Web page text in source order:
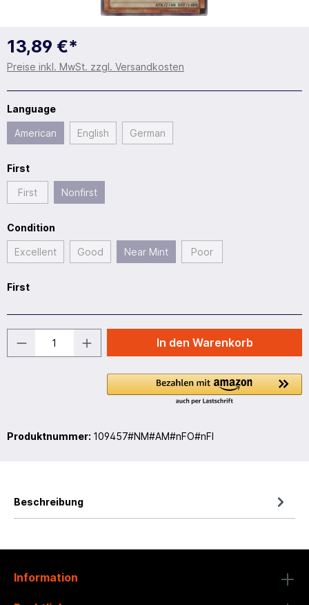
13,89 €*
Preise inkl. MwSt. zzgl. Versandkosten
Language
American English German
First
First Nonfirst
Condition
Excellent Good Near Mint Poor
First
In den Warenkorb
Produktnummer: 109457#NM#AM#nFO#nFI
Beschreibung
Information